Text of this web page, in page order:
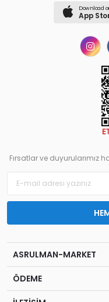
Download
App
Fırsatlar ve duyurularımız
ASRULMAN-MARKET
ÖDEME